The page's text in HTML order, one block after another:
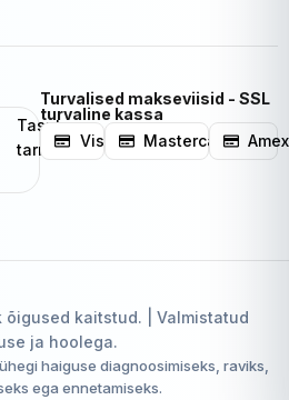
Tasuta
tarne
Turvalised makseviisid - SSL
turvaline kassa
Visa
Mastercard Amex
õigused kaitstud. | Valmistatud
ja hoolega.
haiguse diagnoosimiseks, raviks,
ega ennetamiseks.